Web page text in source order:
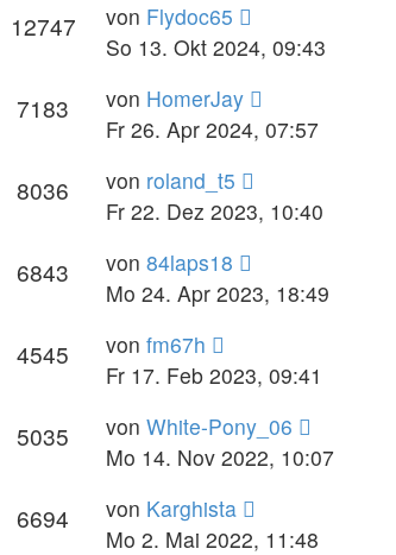
12747 von Flydoc65
So 13. Okt 2024, 09:43
7183 von HomerJay
Fr 26. Apr 2024, 07:57
8036 von roland_t5
Fr 22. Dez 2023, 10:40
6843 von 84laps18
Mo 24. Apr 2023, 18:49
4545 von fm67h
Fr 17. Feb 2023, 09:41
5035 von White-Pony_06
Mo 14. Nov 2022, 10:07
6694 von Karghista
Mo 2. Mai 2022, 11:48